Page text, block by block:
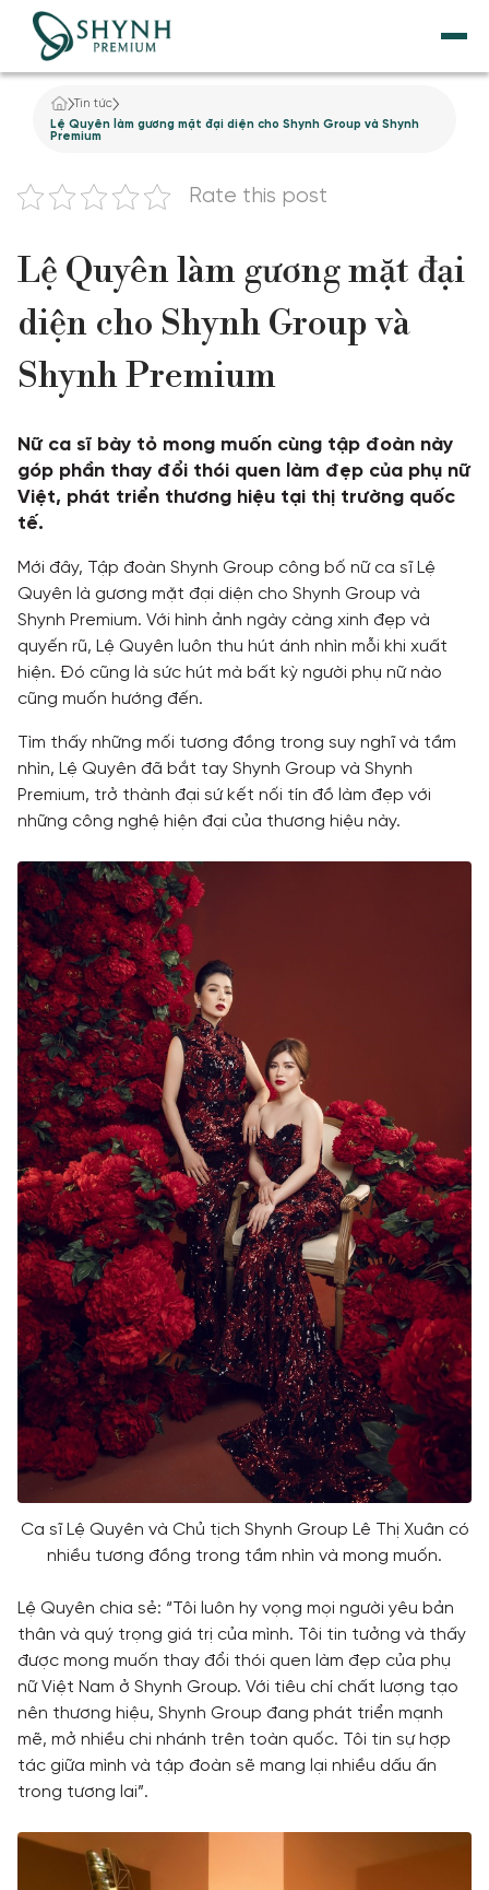
Khách hàng thực tế
TRANG CHỦ
THẨM MỸ NỘI KHOA
DỊCH VỤ GIẢM BÉO
ĐIỀU TRỊ DA
TƯ VẤN
TIN TỨC
Tin tức
Lệ Quyên làm gương mặt đại diện cho Shynh Group và Shynh
Premium
Rate this post
Lệ Quyên làm gương mặt đại
diện cho Shynh Group và
Shynh Premium
Nữ ca sĩ bày tỏ mong muốn cùng tập đoàn này
góp phần thay đổi thói quen làm đẹp của phụ nữ
Việt, phát triển thương hiệu tại thị trường quốc
tế.
Mới đây, Tập đoàn Shynh Group công bố nữ ca sĩ Lệ
Quyên là gương mặt đại diện cho Shynh Group và
Shynh Premium. Với hình ảnh ngày càng xinh đẹp và
quyến rũ, Lệ Quyên luôn thu hút ánh nhìn mỗi khi xuất
hiện. Đó cũng là sức hút mà bất kỳ người phụ nữ nào
cũng muốn hướng đến.
Tìm thấy những mối tương đồng trong suy nghĩ và tầm
nhìn, Lệ Quyên đã bắt tay Shynh Group và Shynh
Premium, trở thành đại sứ kết nối tín đồ làm đẹp với
những công nghệ hiện đại của thương hiệu này.
Ca sĩ Lệ Quyên và Chủ tịch Shynh Group Lê Thị Xuân có
nhiều tương đồng trong tầm nhìn và mong muốn.
Lệ Quyên chia sẻ: “Tôi luôn hy vọng mọi người yêu bản
thân và quý trọng giá trị của mình. Tôi tin tưởng và thấy
được mong muốn thay đổi thói quen làm đẹp của phụ
nữ Việt Nam ở Shynh Group. Với tiêu chí chất lượng tạo
nên thương hiệu, Shynh Group đang phát triển mạnh
mẽ, mở nhiều chi nhánh trên toàn quốc. Tôi tin sự hợp
tác giữa mình và tập đoàn sẽ mang lại nhiều dấu ấn
trong tương lai”.